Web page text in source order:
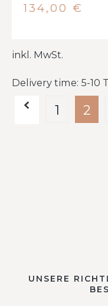
134,00 €
inkl. MwSt.
Delivery time: 5-10
1 2
UNSERE